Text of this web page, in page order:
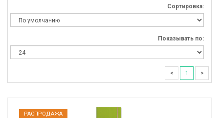
Сортировка:
Показывать по:
< 1 >
РАCПРОДАЖА